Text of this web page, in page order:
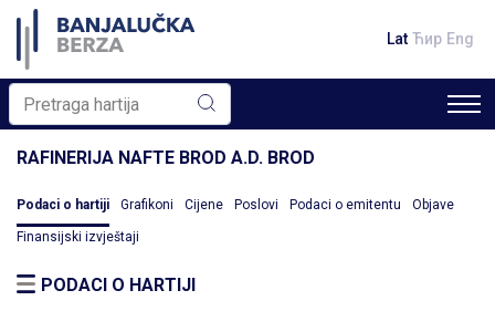
Lat Ћир Eng
RAFINERIJA NAFTE BROD A.D. BROD
Podaci o hartiji Grafikoni Cijene Poslovi Podaci o emitentu Objave
Finansijski izvještaji
PODACI O HARTIJI